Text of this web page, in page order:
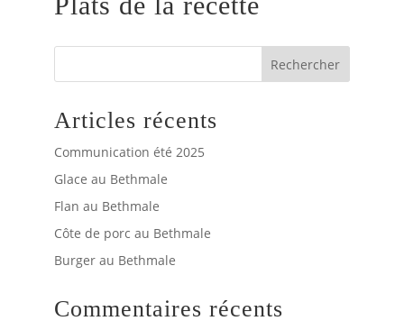
Rechercher
Articles récents
Communication été 2025
Glace au Bethmale
Flan au Bethmale
Côte de porc au Bethmale
Burger au Bethmale
Commentaires récents